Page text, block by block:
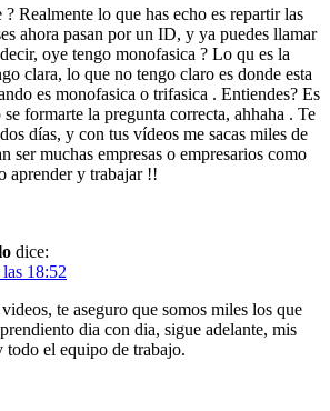
Realmente lo que has echo es repartir las
ahora pasan por un ID, y ya puedes llamar
oye tengo monofasica ? Lo qu es la
clara, lo que no tengo claro es donde esta
es monofasica o trifasica . Entiendes? Es
formarte la pregunta correcta, ahhaha . Te
días, y con tus vídeos me sacas miles de
ser muchas empresas o empresarios como
aprender y trabajar !!
dice:
18:52
te aseguro que somos miles los que
dia con dia, sigue adelante, mis
todo el equipo de trabajo.